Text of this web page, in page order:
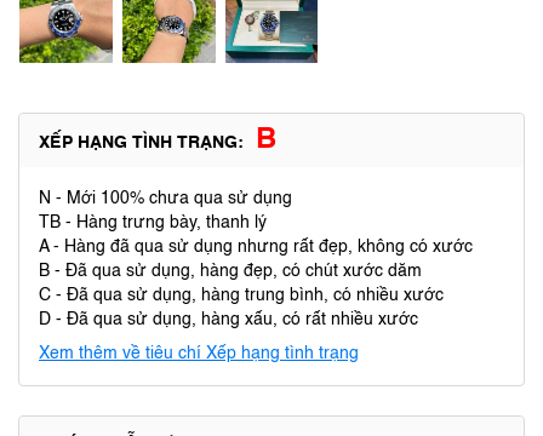
XẾP HẠNG TÌNH TRẠNG: B
N - Mới 100% chưa qua sử dụng
TB - Hàng trưng bày, thanh lý
A - Hàng đã qua sử dụng nhưng rất đẹp, không có xước
B - Đã qua sử dụng, hàng đẹp, có chút xước dăm
C - Đã qua sử dụng, hàng trung bình, có nhiều xước
D - Đã qua sử dụng, hàng xấu, có rất nhiều xước
Xem thêm về tiêu chí Xếp hạng tình trạng